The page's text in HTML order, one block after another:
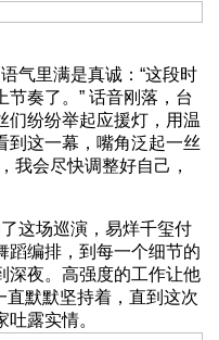
里满是真诚：“这段时
奏了。” 话音刚落，台
们纷纷举起应援灯，用温
到这一幕，嘴角泛起一丝
我会尽快调整好自己，
场巡演，易烊千玺付
蹈编排，到每一个细节的
深夜。高强度的工作让他
直默默坚持着，直到这次
露实情。